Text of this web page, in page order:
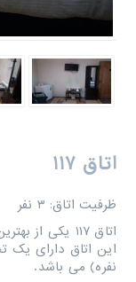
اتاق ۱۱۷
ظرفیت اتاق: ۳ نفر
اتاق ۱۱۷ یکی
این اتاق دارای
نفره) می باشد.